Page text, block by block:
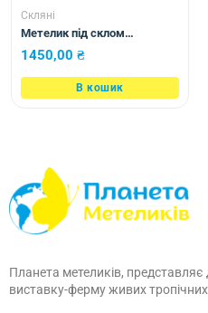
Скляні
Метелик під склом
Acherontia atropos 115х110
1450,00 ₴
В кошик
Планета метеликів, представляє
виставку-ферму живих тропічних